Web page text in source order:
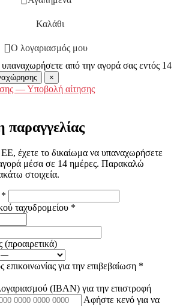
Καλάθι
Ο λογαριασμός μου
από την αγορά σας εντός 14
×
— Υποβολή αίτησης
έχετε το δικαίωμα να υπαναχωρήσετε
μέσα σε 14 ημέρες. Παρακαλώ
στοιχεία.
*
ταχυδρομείου *
(προαιρετικά)
για την επιβεβαίωση *
(IBAN) για την επιστροφή
Αφήστε κενό για να